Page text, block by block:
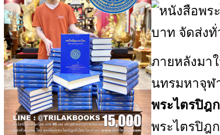
ภายหลังมา
นทรมหาจุฬ
พระไตรปิฎก
พระไตรปิฎ